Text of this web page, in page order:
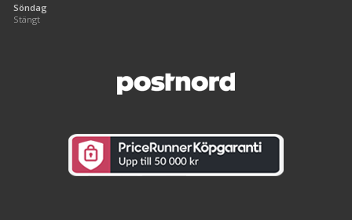
Söndag
Stängt